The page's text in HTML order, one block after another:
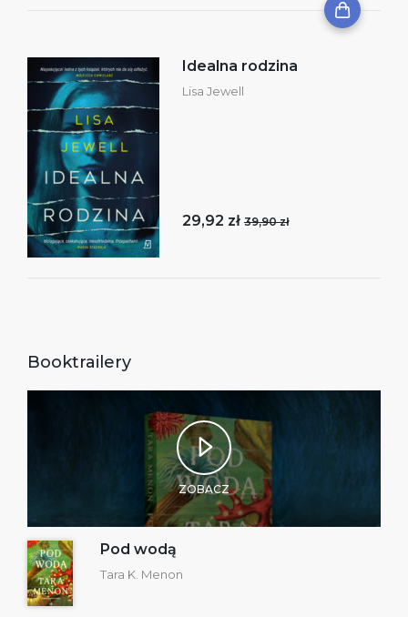
Idealna rodzina
Lisa Jewell
29,92 zł 39,90 zł
Booktrailery
ZOBACZ
Pod wodą
Tara K. Menon